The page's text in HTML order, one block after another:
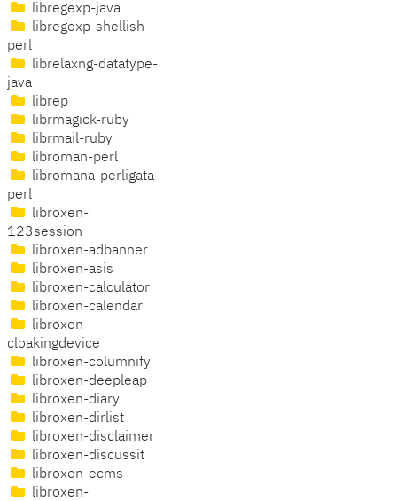
libregexp-java
libregexp-shellish-
perl
librelaxng-datatype-
java
librep
librmagick-ruby
librmail-ruby
libroman-perl
libromana-perligata-
perl
libroxen-
123session
libroxen-adbanner
libroxen-asis
libroxen-calculator
libroxen-calendar
libroxen-
cloakingdevice
libroxen-columnify
libroxen-deepleap
libroxen-diary
libroxen-dirlist
libroxen-disclaimer
libroxen-discussit
libroxen-ecms
libroxen-